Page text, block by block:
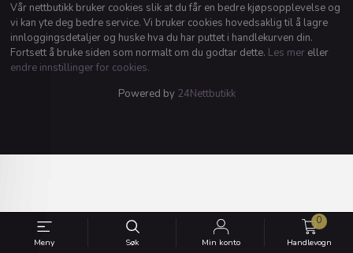
Meny Søk Min konto Handlevogn
0
Vår nettbutikk bruker cookies slik at du får en bedre kjøpsopplevelse og
vi kan yte deg bedre service. Vi bruker cookies hovedsaklig til å lagre
innloggingsdetaljer og huske hva du har puttet i handlekurven din.
Fortsett å bruke siden som normalt om du godtar dette. Les mer eller
endre innstillinger for cookies.
Powered by 24Nettbutikk